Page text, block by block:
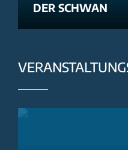
DER SCHWAN